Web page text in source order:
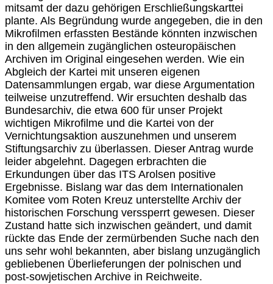
mitsamt der dazu gehörigen Erschließungskarttei
plante. Als Begründung wurde angegeben, die in den
Mikrofilmen erfassten Bestände könnten inzwischen
in den allgemein zugänglichen osteuropäischen
Archiven im Original eingesehen werden. Wie ein
Abgleich der Kartei mit unseren eigenen
Datensammlungen ergab, war diese Argumentation
teilweise unzutreffend. Wir ersuchten deshalb das
Bundesarchiv, die etwa 600 für unser Projekt
wichtigen Mikrofilme und die Kartei von der
Vernichtungsaktion auszunehmen und unserem
Stiftungsarchiv zu überlassen. Dieser Antrag wurde
leider abgelehnt. Dagegen erbrachten die
Erkundungen über das ITS Arolsen positive
Ergebnisse. Bislang war das dem Internationalen
Komitee vom Roten Kreuz unterstellte Archiv der
historischen Forschung verssperrt gewesen. Dieser
Zustand hatte sich inzwischen geändert, und damit
rückte das Ende der zermürbenden Suche nach den
uns sehr wohl bekannten, aber bislang unzugänglich
gebliebenen Überlieferungen der polnischen und
post-sowjetischen Archive in Reichweite.